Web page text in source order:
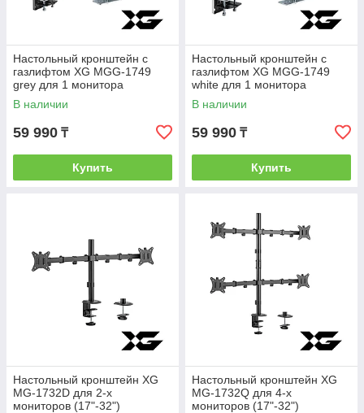
Настольный кронштейн с
газлифтом XG MGG-1749
grey для 1 монитора
(17"-49") Серый
В наличии
59 990 ₸
Купить
Настольный кронштейн с
газлифтом XG MGG-1749
white для 1 монитора
(17"-49") Белый
В наличии
59 990 ₸
Купить
Настольный кронштейн XG
MG-1732D для 2-х
мониторов (17"-32")
Настольный кронштейн XG
MG-1732Q для 4-х
мониторов (17"-32")